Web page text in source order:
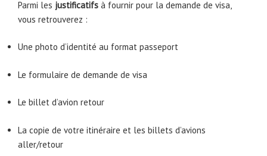
Parmi les justificatifs à fournir pour la demande de visa,
vous retrouverez :
Une photo d’identité au format passeport
Le formulaire de demande de visa
Le billet d’avion retour
La copie de votre itinéraire et les billets d’avions
aller/retour